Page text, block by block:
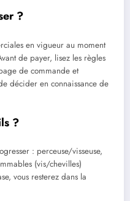
?
en vigueur au moment
de payer, lisez les règles
de commande et
décider en connaissance de
?
: perceuse/visseuse,
(vis/chevilles)
vous resterez dans la